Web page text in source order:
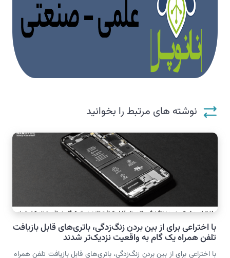
نوشته های مرتبط را بخوانید
با اختراعی برای از بین بردن زنگ‌زدگی، باتری‌های قابل بازیافت
تلفن همراه یک گام به واقعیت نزدیک‌تر شدند
با اختراعی برای از بین بردن زنگ‌زدگی، باتری‌های قابل بازیافت تلفن همراه